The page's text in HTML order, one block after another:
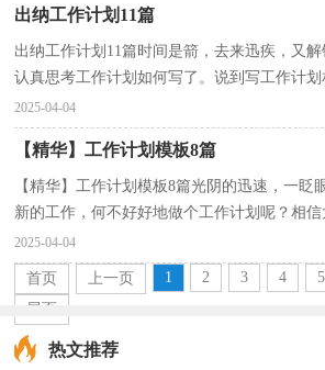
出纳工作计划11篇
出纳工作计划11篇时间是箭，去来迅疾，又
认真思考工作计划如何写了。说到写工作计
绪、内心崩溃的状态吧！下面是小编为大家收
2025-04-04
【精华】工作计划模板8篇
【精华】工作计划模板8篇光阴的迅速，一眨
新的工作，何不好好地做个工作计划呢？相
犯愁了吧！以下是小编收集整理的工作计划8
2025-04-04
首页 上一页 1 2 3 4 5
尾页
热文推荐